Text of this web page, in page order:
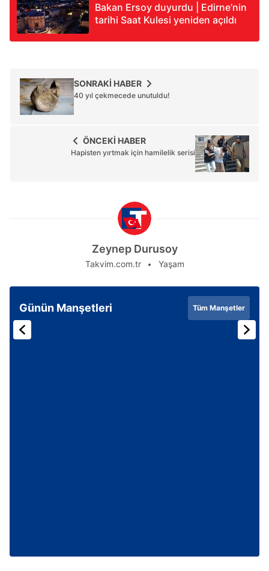
Bakan Ersoy duyurdu | Edirne’nin
tarihi Saat Kulesi yeniden açıldı
SONRAKİ HABER
40 yıl çekmecede unutuldu!
ÖNCEKİ HABER
Hapisten yırtmak için hamilelik serisi
Zeynep Durusoy
Takvim.com.tr Yaşam
Günün Manşetleri Tüm Manşetler